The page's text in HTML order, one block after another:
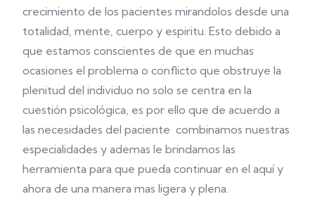
crecimiento de los pacientes mirandolos desde una
totalidad, mente, cuerpo y espiritu. Esto debido a
que estamos conscientes de que en muchas
ocasiones el problema o conflicto que obstruye la
plenitud del individuo no solo se centra en la
cuestión psicológica, es por ello que de acuerdo a
las necesidades del paciente combinamos nuestras
especialidades y ademas le brindamos las
herramienta para que pueda continuar en el aquí y
ahora de una manera mas ligera y plena.